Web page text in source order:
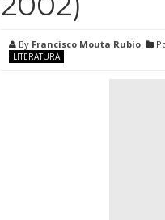
By Francisco Mouta Rubio
LITERATURA